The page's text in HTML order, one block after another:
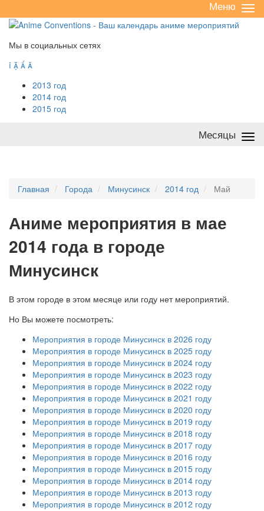
/
Меню
Мы в социальных сетях
   
2013 год
2014 год
2015 год
Месяцы
Главная Города Минусинск 2014 год Май
Аниме мероприятия в мае
2014 года в городе
Минусинск
В этом городе в этом месяце или году нет мероприятий.
Но Вы можете посмотреть:
Мероприятия в городе Минусинск в 2026 году
Мероприятия в городе Минусинск в 2025 году
Мероприятия в городе Минусинск в 2024 году
Мероприятия в городе Минусинск в 2023 году
Мероприятия в городе Минусинск в 2022 году
Мероприятия в городе Минусинск в 2021 году
Мероприятия в городе Минусинск в 2020 году
Мероприятия в городе Минусинск в 2019 году
Мероприятия в городе Минусинск в 2018 году
Мероприятия в городе Минусинск в 2017 году
Мероприятия в городе Минусинск в 2016 году
Мероприятия в городе Минусинск в 2015 году
Мероприятия в городе Минусинск в 2014 году
Мероприятия в городе Минусинск в 2013 году
Мероприятия в городе Минусинск в 2012 году